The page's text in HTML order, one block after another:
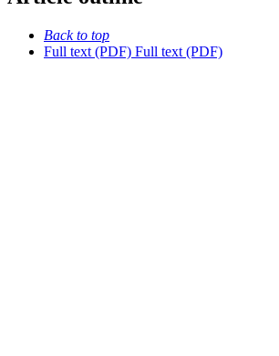
Back to top
Full text (PDF) Full text (PDF)